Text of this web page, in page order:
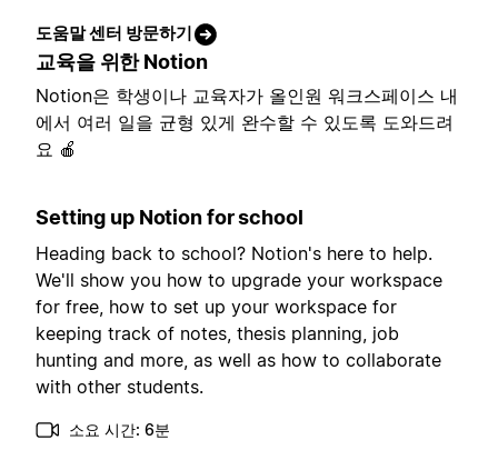
도움말 센터 방문하기
교육을 위한 Notion
Notion은 학생이나 교육자가 올인원 워크스페이스 내
에서 여러 일을 균형 있게 완수할 수 있도록 도와드려
요 🍎
Setting up Notion for school
Heading back to school? Notion's here to help.
We'll show you how to upgrade your workspace
for free, how to set up your workspace for
keeping track of notes, thesis planning, job
hunting and more, as well as how to collaborate
with other students.
소요 시간: 6분